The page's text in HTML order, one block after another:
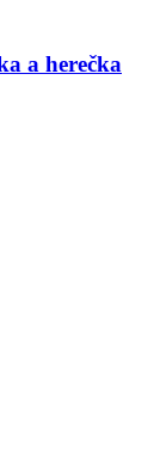
a herečka